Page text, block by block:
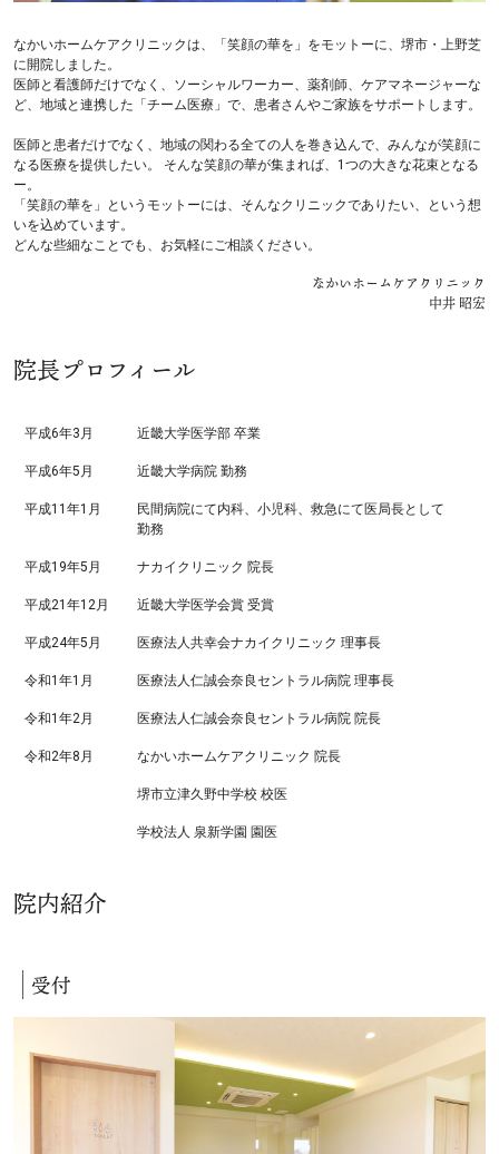
なかいホームケアクリニックは、「笑顔の華を」をモットーに、堺市・上野芝
に開院しました。
医師と看護師だけでなく、ソーシャルワーカー、薬剤師、ケアマネージャーな
ど、地域と連携した「チーム医療」で、患者さんやご家族をサポートします。
医師と患者だけでなく、地域の関わる全ての人を巻き込んで、みんなが笑顔に
なる医療を提供したい。 そんな笑顔の華が集まれば、1つの大きな花束となる
ー。
「笑顔の華を」というモットーには、そんなクリニックでありたい、という想
いを込めています。
どんな些細なことでも、お気軽にご相談ください。
なかいホームケアクリニック
中井 昭宏
院長プロフィール
平成6年3月 近畿大学医学部 卒業
平成6年5月 近畿大学病院 勤務
平成11年1月
民間病院にて内科、小児科、救急にて医局長として
勤務
平成19年5月 ナカイクリニック 院長
平成21年12月 近畿大学医学会賞 受賞
平成24年5月 医療法人共幸会ナカイクリニック 理事長
令和1年1月 医療法人仁誠会奈良セントラル病院 理事長
令和1年2月 医療法人仁誠会奈良セントラル病院 院長
令和2年8月 なかいホームケアクリニック 院長
堺市立津久野中学校 校医
学校法人 泉新学園 園医
院内紹介
受付